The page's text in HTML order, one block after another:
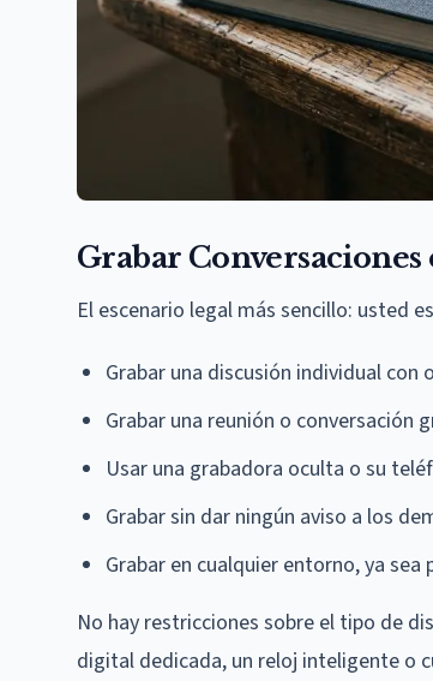
Grabar
El escenario legal más sencillo: usted
Grabar una discusión individual con
Grabar una reunión o conversación
Usar una grabadora oculta o su
Grabar sin dar ningún aviso a los
Grabar en cualquier entorno, ya sea
No hay restricciones sobre el tipo de
digital dedicada, un reloj inteligente o